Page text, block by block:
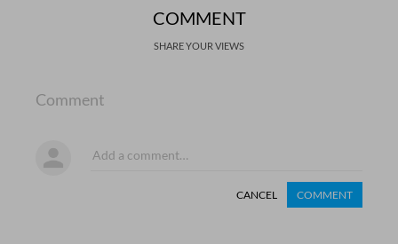
COMMENT
SHARE YOUR VIEWS
Comment
CANCEL COMMENT